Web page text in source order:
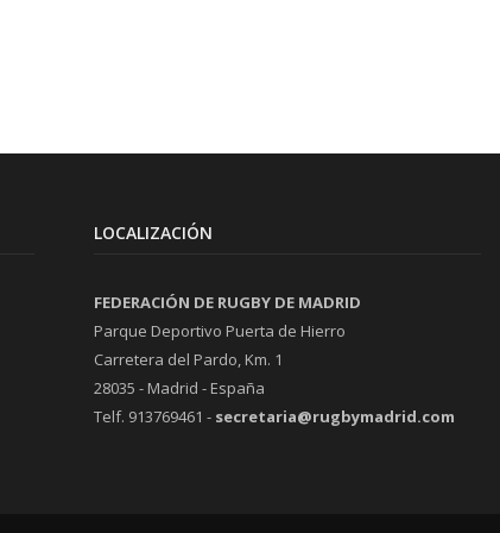
LOCALIZACIÓN
FEDERACIÓN DE RUGBY DE MADRID
Parque Deportivo Puerta de Hierro
Carretera del Pardo, Km. 1
28035 - Madrid - España
Telf. 913769461 - secretaria@rugbymadrid.com